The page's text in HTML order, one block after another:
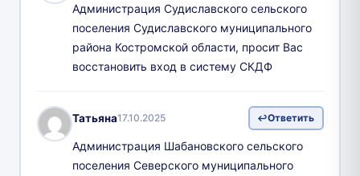
Администрация Судиславского сельского
поселения Судиславского муниципального
района Костромской области, просит Вас
восстановить вход в систему СКДФ
Татьяна17.10.2025 Ответить
Администрация Шабановского сельского
поселения Северского муниципального